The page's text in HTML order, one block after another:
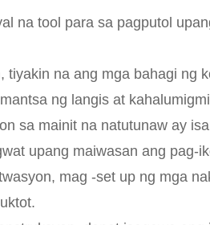
na tool para sa pagputol
na ang mga bahagi ng
ng langis at
sa mainit na natutunaw ay
upang maiwasan ang pag-
mag -set up ng mga